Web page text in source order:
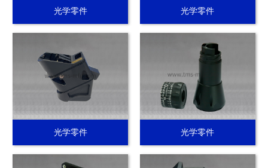
光学零件 光学零件
光学零件 光学零件